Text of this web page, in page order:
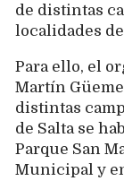
de distintas
localidades
Para ello, el
Martín
distintas
de Salta se
Parque San
Municipal y